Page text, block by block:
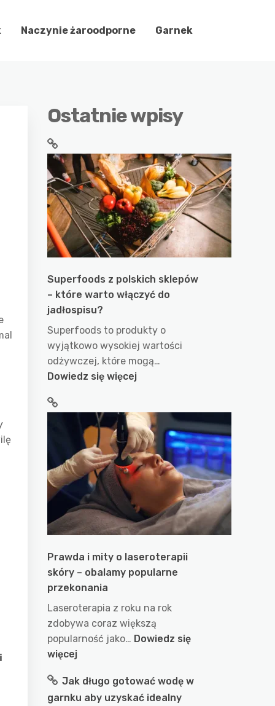
Naczynie żaroodporne Garnek
Ostatnie wpisy
Superfoods z polskich sklepów
– które warto włączyć do
jadłospisu?
Superfoods to produkty o
wyjątkowo wysokiej wartości
odżywczej, które mogą…
Dowiedz się więcej:
polskich
sklepów
–
które
warto
włączyć
do
jadłospisu?
Prawda i mity o laseroterapii
skóry – obalamy popularne
przekonania
Laseroterapia z roku na rok
zdobywa coraz większą
popularność jako… Dowiedz się
więcej:
i
mity
Jak długo gotować wodę w
garnku aby uzyskać idealny